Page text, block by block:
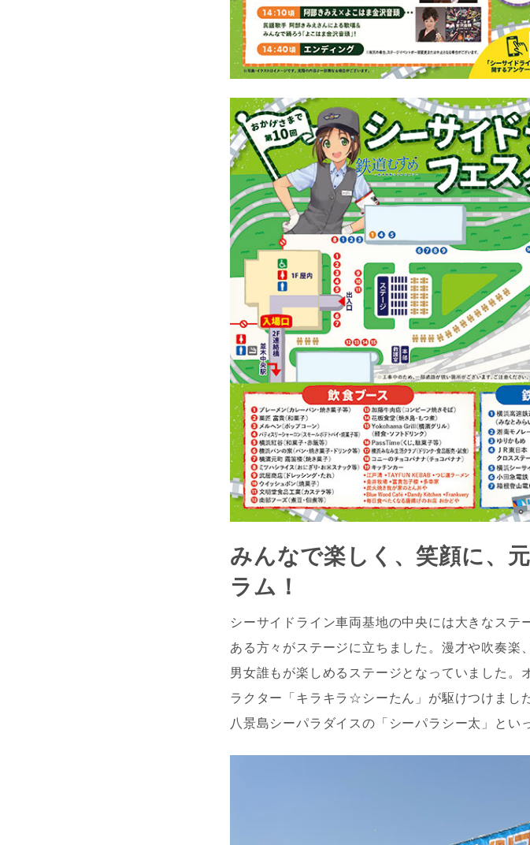
みんなで楽しく、笑顔に、
ラム！
シーサイドライン車両基地の中央には大きなス
ある方々がステージに立ちました。漫才や吹奏
男女誰もが楽しめるステージとなっていました。
ラクター「キラキラ☆シーたん」が駆けつけまし
八景島シーパラダイスの「シーパラシー太」とい